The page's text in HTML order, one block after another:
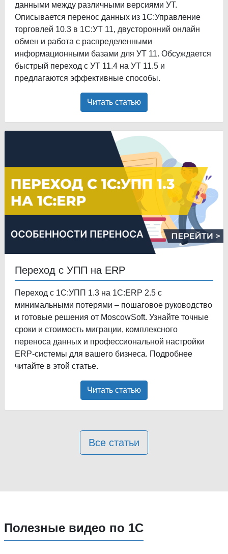
данными между различными версиями УТ.
Описывается перенос данных из 1С:Управление
торговлей 10.3 в 1С:УТ 11, двусторонний онлайн
обмен и работа с распределенными
информационными базами для УТ 11. Обсуждается
быстрый переход с УТ 11.4 на УТ 11.5 и
предлагаются эффективные способы.
Читать статью
Переход с УПП на ERP
Переход с 1С:УПП 1.3 на 1С:ERP 2.5 с
минимальными потерями – пошаговое руководство
и готовые решения от MoscowSoft. Узнайте точные
сроки и стоимость миграции, комплексного
переноса данных и профессиональной настройки
ERP-системы для вашего бизнеса. Подробнее
читайте в этой статье.
Читать статью
Все статьи
Полезные видео по 1С